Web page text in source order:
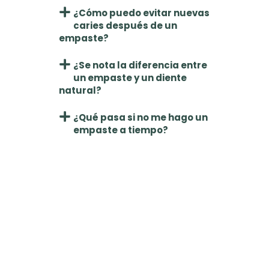
¿Cómo puedo evitar nuevas
caries después de un
empaste?
¿Se nota la diferencia entre
un empaste y un diente
natural?
¿Qué pasa si no me hago un
empaste a tiempo?